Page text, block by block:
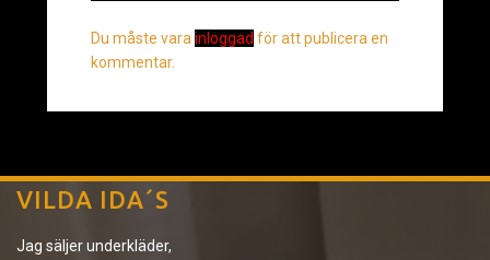
Du måste vara inloggad för att publicera en
kommentar.
VILDA IDA´S
Jag säljer underkläder,